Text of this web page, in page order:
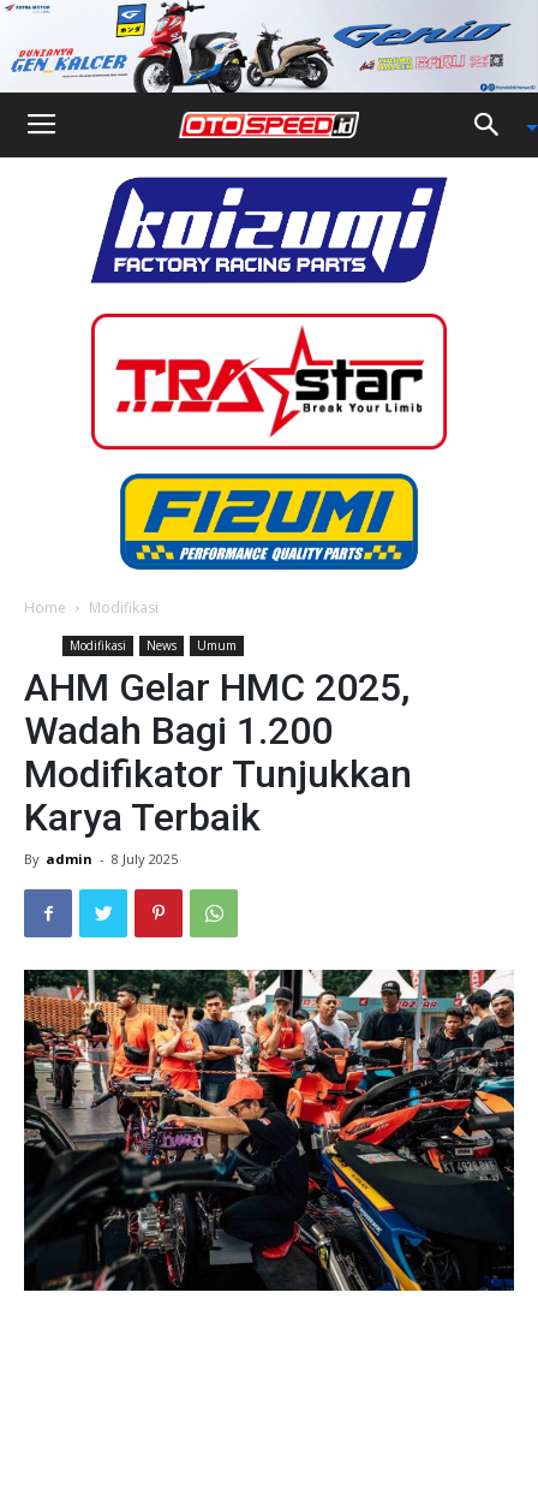
Home Modifikasi
Modifikasi News Umum
AHM Gelar HMC 2025,
Wadah Bagi 1.200
Modifikator Tunjukkan
Karya Terbaik
By admin - 8 July 2025